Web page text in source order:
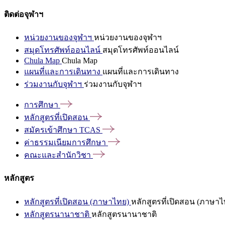
ติดต่อจุฬาฯ
หน่วยงานของจุฬาฯ หน่วยงานของจุฬาฯ
สมุดโทรศัพท์ออนไลน์ สมุดโทรศัพท์ออนไลน์
Chula Map Chula Map
แผนที่และการเดินทาง แผนที่และการเดินทาง
ร่วมงานกับจุฬาฯ ร่วมงานกับจุฬาฯ
การศึกษา
หลักสูตรที่เปิดสอน
สมัครเข้าศึกษา TCAS
ค่าธรรมเนียมการศึกษา
คณะและสำนักวิชา
หลักสูตร
หลักสูตรที่เปิดสอน (ภาษาไทย) หลักสูตรที่เปิดสอน (ภาษาไ
หลักสูตรนานาชาติ หลักสูตรนานาชาติ